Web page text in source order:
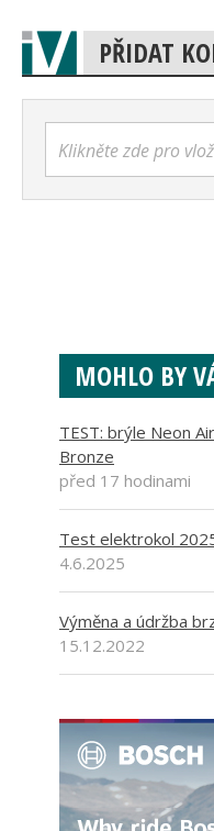
PŘIDAT
Klikněte zde pro
MOHLO BY
TEST: brýle Neon
Bronze
před 17 hodinami
Test elektrokol
4.6.2025
Výměna a údržba
15.12.2022